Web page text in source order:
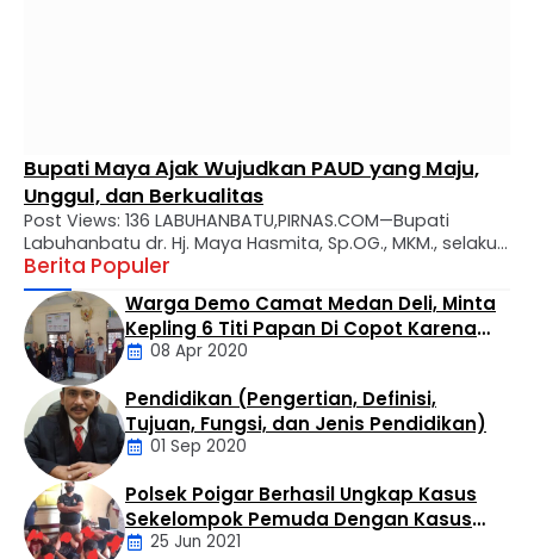
Bupati Maya Ajak Wujudkan PAUD yang Maju,
Unggul, dan Berkualitas
Post Views: 136 LABUHANBATU,PIRNAS.COM—Bupati
Labuhanbatu dr. Hj. Maya Hasmita, Sp.OG., MKM., selaku
Bunda PAUD Kabupaten Labuhanbatu secara resmi
mengukuhkan Bunda Pendidikan Anak Usia Dini (PAUD)
tingkat kecamatan, desa, dan kelurahan se-Kabupaten
Labuhanbatu. Prosesi pengukuhan berlangsung di Aula
Rumah Dinas Bupati Labuhanbatu, Rabu (29/07).
Kegiatan tersebut turut dihadiri Ketua Tim Penggerak
PKK Kabupaten Labuhanbatu Ny. Wan …
Berita Populer
Daerah
Warga Demo Camat Medan Deli, Minta
Kepling 6 Titi Papan Di Copot Karena
Tak Perduli Sama Warganya
08 Apr 2020
Artikel
Pendidikan (Pengertian, Definisi,
Tujuan, Fungsi, dan Jenis Pendidikan)
01 Sep 2020
Polsek Poigar Berhasil Ungkap Kasus
Sekelompok Pemuda Dengan Kasus
Pencabulan
25 Jun 2021